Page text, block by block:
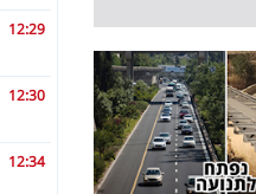
12:29
12:30
12:34